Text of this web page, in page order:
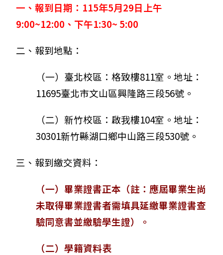
一、報到日期：115年5月29日上午
9:00~12:00、下午1:30~ 5:00
二、報到地點：
（一）臺北校區：格致樓811室。地址：
11695臺北市文山區興隆路三段56號。
（二）新竹校區：啟我樓104室。地址：
30301新竹縣湖口鄉中山路三段530號。
三、報到繳交資料：
（一）畢業證書正本（註：應屆畢業生尚
未取得畢業證書者需填具延繳畢業證書查
驗同意書並繳驗學生證）。
（二）學籍資料表